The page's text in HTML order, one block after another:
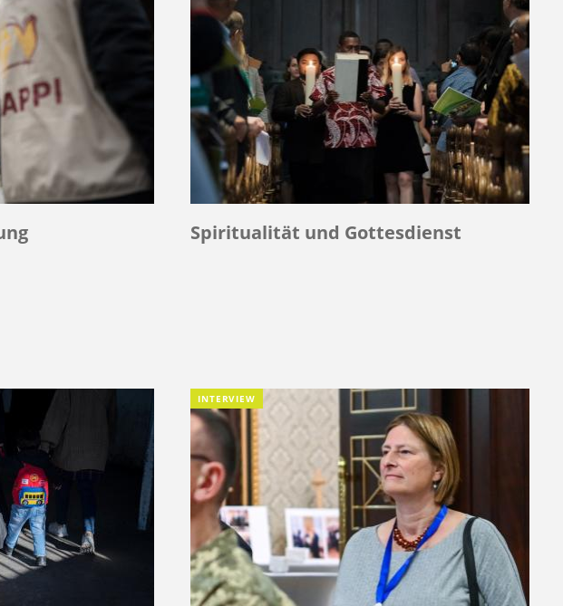
Spiritualität und Gottesdienst
INTERVIEW